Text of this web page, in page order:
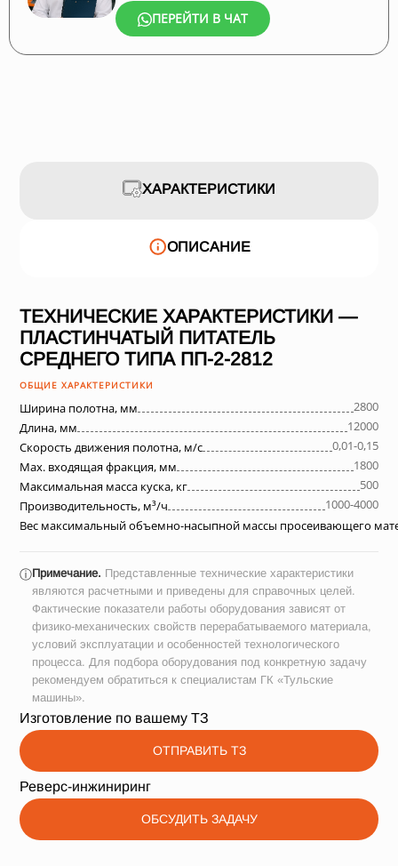
ПЕРЕЙТИ В ЧАТ
ХАРАКТЕРИСТИКИ
ОПИСАНИЕ
ТЕХНИЧЕСКИЕ ХАРАКТЕРИСТИКИ —
ПЛАСТИНЧАТЫЙ ПИТАТЕЛЬ
СРЕДНЕГО ТИПА ПП-2-2812
ОБЩИЕ ХАРАКТЕРИСТИКИ
Ширина полотна, мм
2800
Длина, мм
12000
Скорость движения полотна, м/с
0,01-0,15
Max. входящая фракция, мм
1800
Максимальная масса куска, кг
500
Производительность, м³/ч
1000-4000
Вес максимальный объемно-насыпной массы просеивающего
ⓘПримечание. Представленные технические характеристики
являются расчетными и приведены для справочных целей.
Фактические показатели работы оборудования зависят от
физико-механических свойств перерабатываемого материала,
условий эксплуатации и особенностей технологического
процесса. Для подбора оборудования под конкретную задачу
рекомендуем обратиться к специалистам ГК «Тульские
машины».
Изготовление по вашему ТЗ
ОТПРАВИТЬ ТЗ
Реверс-инжиниринг
ОБСУДИТЬ ЗАДАЧУ